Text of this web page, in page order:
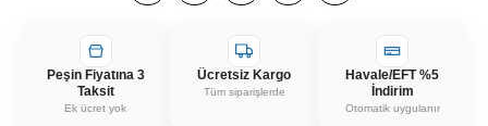
Peşin Fiyatına 3
Taksit
Ek ücret yok
Ücretsiz Kargo
Tüm siparişlerde
Havale/EFT %5
İndirim
Otomatik uygulanır